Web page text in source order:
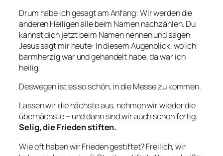
Drum habe ich gesagt am Anfang: Wir werden die
anderen Heiligen alle beim Namen nachzählen. Du
kannst dich jetzt beim Namen nennen und sagen:
Jesus sagt mir heute: In diesem Augenblick, wo ich
barmherzig war und gehandelt habe, da war ich
heilig.
Deswegen ist es so schön, in die Messe zu kommen.
Lassen wir die nächste aus, nehmen wir wieder die
übernächste – und dann sind wir auch schon fertig:
Selig, die Frieden stiften.
Wie oft haben wir Frieden gestiftet? Freilich, wir